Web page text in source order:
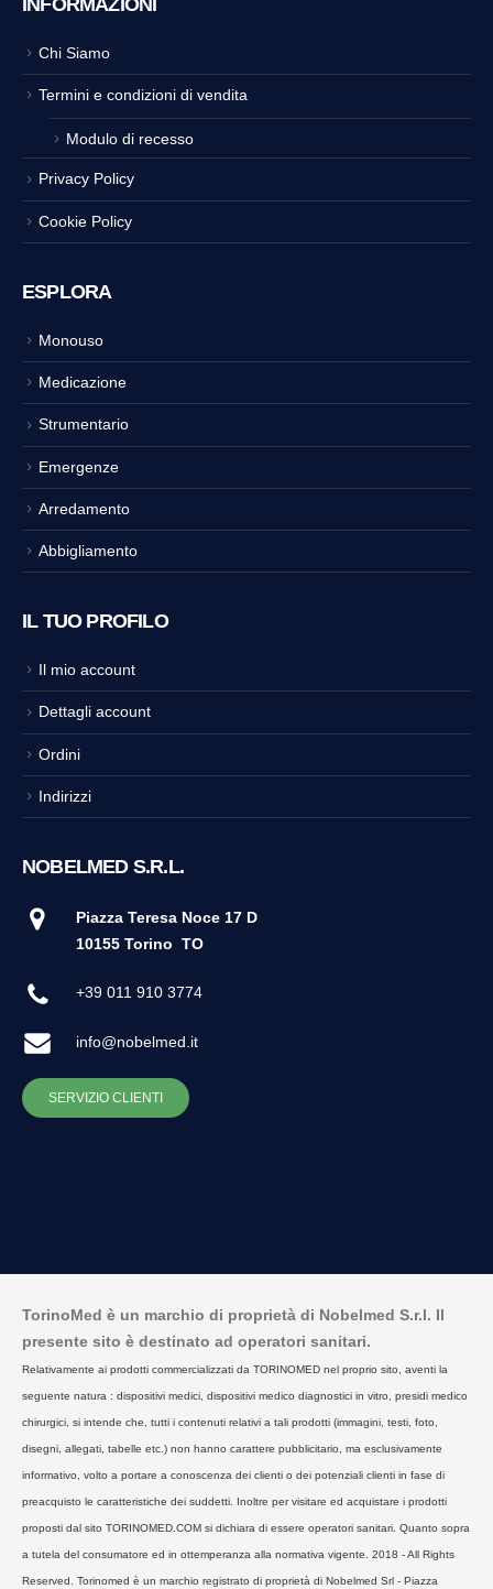
Chi Siamo
Termini e condizioni di vendita
Modulo di recesso
Privacy Policy
Cookie Policy
ESPLORA
Monouso
Medicazione
Strumentario
Emergenze
Arredamento
Abbigliamento
IL TUO PROFILO
Il mio account
Dettagli account
Ordini
Indirizzi
NOBELMED S.R.L.
Piazza Teresa Noce 17 D
10155 Torino TO
+39 011 910 3774
info@nobelmed.it
SERVIZIO CLIENTI
TorinoMed è un marchio di proprietà di Nobelmed S.r.l. Il
presente sito è destinato ad operatori sanitari.
Relativamente ai prodotti commercializzati da TORINOMED nel proprio sito, aventi la
seguente natura : dispositivi medici, dispositivi medico diagnostici in vitro, presidi medico
chirurgici, si intende che, tutti i contenuti relativi a tali prodotti (immagini, testi, foto,
disegni, allegati, tabelle etc.) non hanno carattere pubblicitario, ma esclusivamente
informativo, volto a portare a conoscenza dei clienti o dei potenziali clienti in fase di
preacquisto le caratteristiche dei suddetti. Inoltre per visitare ed acquistare i prodotti
proposti dal sito TORINOMED.COM si dichiara di essere operatori sanitari. Quanto sopra
a tutela del consumatore ed in ottemperanza alla normativa vigente. 2018 - All Rights
Reserved. Torinomed è un marchio registrato di proprietà di Nobelmed Srl - Piazza